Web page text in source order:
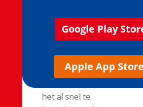
geweest en
daarmee zit
seizoen 2025-
2026 erop.
Maar in ut
het al snel te
Google Play
Apple App Store